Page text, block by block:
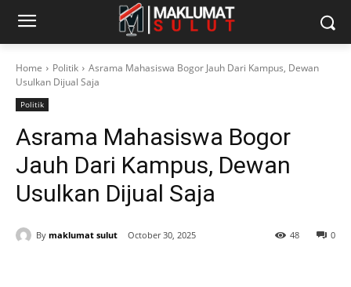
Home Politik
Asrama Mahasiswa Bogor Jauh Dari Kampus, Dewan
Usulkan Dijual Saja
Politik
Asrama Mahasiswa Bogor
Jauh Dari Kampus, Dewan
Usulkan Dijual Saja
By maklumat sulut October 30, 2025 0
48